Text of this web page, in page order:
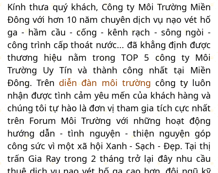
Kính thưa quý khách, Công ty Môi Trường Miền
Đông với hơn 10 năm chuyên dịch vụ nạo vét hố
ga - hầm cầu - cống - kênh rạch - sông ngòi -
công trình cấp thoát nước... đã khẳng định được
thương hiệu nằm trong TOP 5 công ty Môi
Trường Uy Tín và thành công nhất tại Miền
Đông. Trên diễn đàn môi trường công ty luôn
nhận được tình cảm yêu mến của khách hàng và
chúng tôi tự hào là đơn vị tham gia tích cực nhất
trên Forum Môi Trường với những hoạt động
hướng dẫn - tình nguyện - thiện nguyện góp
công sức vì một xã hội Xanh - Sạch - Đẹp. Tại thị
trấn Gia Ray trong 2 tháng trở lại đây nhu cầu